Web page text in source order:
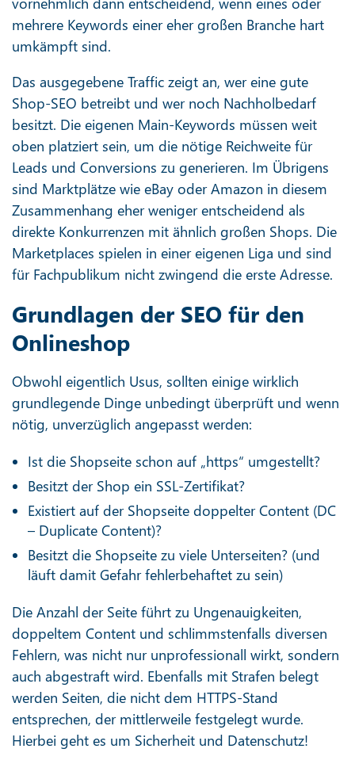
mehrere Keywords einer eher großen Branche hart
umkämpft sind.
Das ausgegebene Traffic zeigt an, wer eine gute
Shop-SEO betreibt und wer noch Nachholbedarf
besitzt. Die eigenen Main-Keywords müssen weit
oben platziert sein, um die nötige Reichweite für
Leads und Conversions zu generieren. Im Übrigens
sind Marktplätze wie eBay oder Amazon in diesem
Zusammenhang eher weniger entscheidend als
direkte Konkurrenzen mit ähnlich großen Shops. Die
Marketplaces spielen in einer eigenen Liga und sind
für Fachpublikum nicht zwingend die erste Adresse.
Grundlagen der SEO für den
Onlineshop
Obwohl eigentlich Usus, sollten einige wirklich
grundlegende Dinge unbedingt überprüft und wenn
nötig, unverzüglich angepasst werden:
Ist die Shopseite schon auf „https“ umgestellt?
Besitzt der Shop ein SSL-Zertifikat?
Existiert auf der Shopseite doppelter Content (DC
– Duplicate Content)?
Besitzt die Shopseite zu viele Unterseiten? (und
läuft damit Gefahr fehlerbehaftet zu sein)
Die Anzahl der Seite führt zu Ungenauigkeiten,
doppeltem Content und schlimmstenfalls diversen
Fehlern, was nicht nur unprofessionall wirkt, sondern
auch abgestraft wird. Ebenfalls mit Strafen belegt
werden Seiten, die nicht dem HTTPS-Stand
entsprechen, der mittlerweile festgelegt wurde.
Hierbei geht es um Sicherheit und Datenschutz!